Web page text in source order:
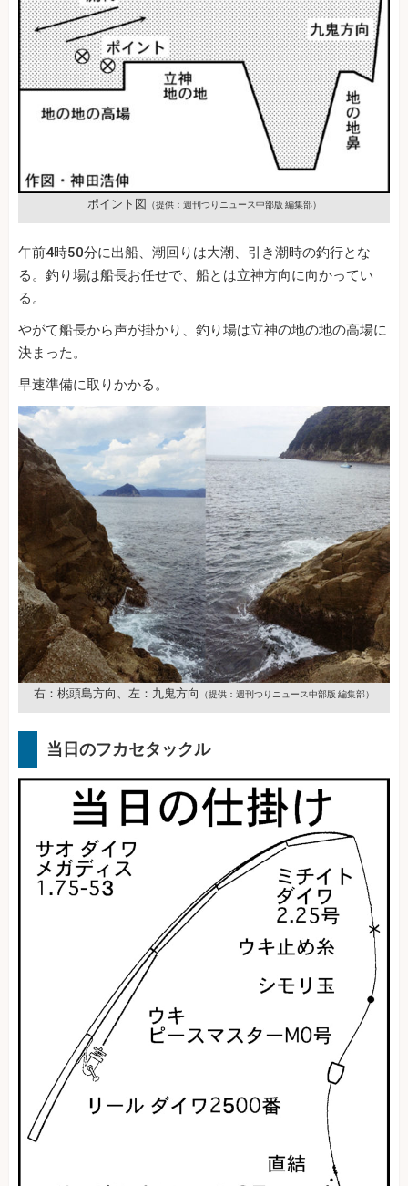
ポイント図 （提供：週刊つりニュース中部版 編集部）
午前4時50分に出船、潮回りは大潮、引き潮時の釣行とな
る。釣り場は船長お任せで、船とは立神方向に向かってい
る。
やがて船長から声が掛かり、釣り場は立神の地の地の高場に
決まった。
早速準備に取りかかる。
右：桃頭島方向、左：九鬼方向 （提供：週刊つりニュース中部版 編集部）
当日のフカセタックル